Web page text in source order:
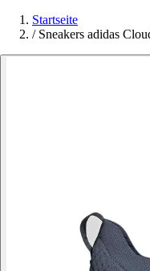
Startseite
/ Sneakers adidas